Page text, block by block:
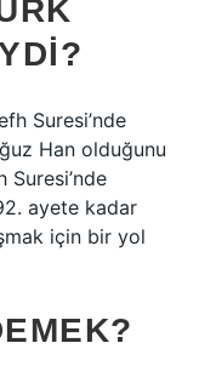
Suresi’nde
Han olduğunu
Suresi’nde
ayete kadar
için bir yol